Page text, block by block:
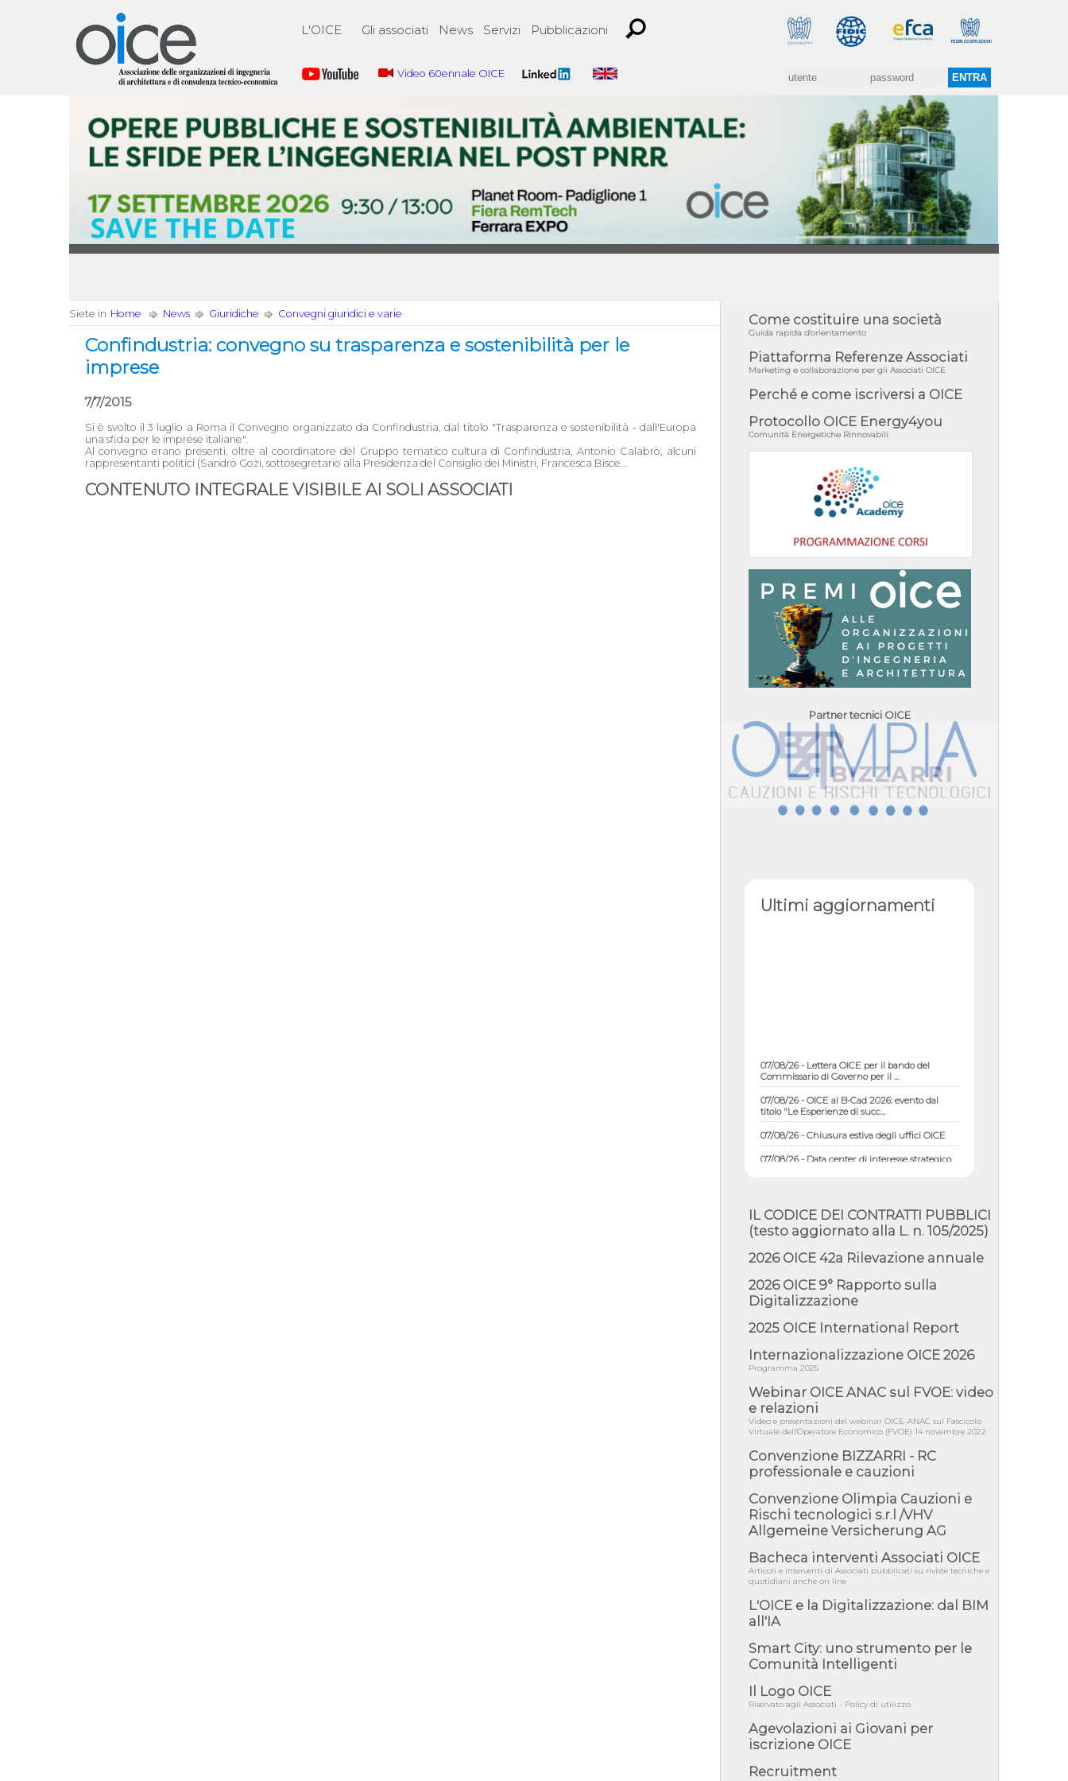
L'OICE Gli associati News Servizi Pubblicazioni
Video 60ennale OICE
Siete in Home News Giuridiche Convegni giuridici e varie
Confindustria: convegno su trasparenza e sostenibilità per le
imprese
7/7/2015
Si è svolto il 3 luglio a Roma il Convegno organizzato da Confindustria, dal titolo "Trasparenza e sostenibilità - dall'Europa
una sfida per le imprese italiane".
Al convegno erano presenti, oltre al coordinatore del Gruppo tematico cultura di Confindustria, Antonio Calabrò, alcuni
rappresentanti politici (Sandro Gozi, sottosegretario alla Presidenza del Consiglio dei Ministri, Francesca Bisce...
CONTENUTO INTEGRALE VISIBILE AI SOLI ASSOCIATI
Come costituire una società
Guida rapida d'orientamento
Piattaforma Referenze Associati
Marketing e collaborazione per gli Associati OICE
Perché e come iscriversi a OICE
Protocollo OICE Energy4you
Comunità Energetiche Rinnovabili
Partner tecnici OICE
Ultimi aggiornamenti
Commissario di Governo per il ...
07/08/26 - OICE al B-Cad 2026: evento dal
titolo "Le Esperienze di succ...
07/08/26 - Chiusura estiva degli uffici OICE
07/08/26 - Data center di interesse strategico
nazionale; interventi pe...
07/08/26 - Ponte sullo Stretto di Messina:
deliberata la sussistenza di...
07/08/26 - Tunnel Brennero, dal Cipess via
libera al quinto lotto costr...
06/08/26 - Istat, produzione industriale in calo
dell'1% a giugno, su a...
06/08/26 - Dal 3 agosto in vigore l'obbligo di
energie rinnovabili con ...
06/08/26 - DL PA approvato in Cdm:
contributi per riqualificazione sism...
06/08/26 - CdM: approvato il d.lgs. di
adeguamento all’AI Act in mate...
06/08/26 - DDL delegazione europea in Cdm
per recepimento norme UE in m...
05/08/26 - DL Infrastrutture e PNRR è legge:
approvata oggi la fiducia...
05/08/26 - Focus OICE sul DDL di riforma
della responsabilità amminist...
05/08/26 - Anac: pubblicata la Relazione
05/08/26 - SAVE THE DATE: Assemblea
Pubblica Confindustria Professioni ...
05/08/26 - Successo OICE per il bando della
Città metropolitana di Reg...
Giunta Regionale della Campa...
04/08/26 - DL PA: previste cancellazioni da
elenchi professionisti per ...
04/08/26 - International Sustainable
04/08/26 - CdS, project financing: progetto di
04/08/26 - Rapporto Anac corruzione 2020-
IL CODICE DEI CONTRATTI PUBBLICI
(testo aggiornato alla L. n. 105/2025)
2026 OICE 42a Rilevazione annuale
2026 OICE 9° Rapporto sulla
Digitalizzazione
2025 OICE International Report
Internazionalizzazione OICE 2026
Programma 2025
Webinar OICE ANAC sul FVOE: video
e relazioni
Video e presentazioni del webinar OICE-ANAC sul Fascicolo
Virtuale dell'Operatore Economico (FVOE) 14 novembre 2022
Convenzione BIZZARRI - RC
professionale e cauzioni
Convenzione Olimpia Cauzioni e
Rischi tecnologici s.r.l /VHV
Allgemeine Versicherung AG
Bacheca interventi Associati OICE
Articoli e interventi di Associati pubblicati su riviste tecniche e
quotidiani anche on line
L'OICE e la Digitalizzazione: dal BIM
all'IA
Smart City: uno strumento per le
Comunità Intelligenti
Il Logo OICE
Riservato agli Associati - Policy di utilizzo
Agevolazioni ai Giovani per
iscrizione OICE
Recruitment